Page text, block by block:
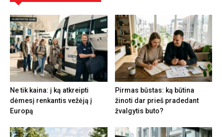
Ne tik kaina: į ką atkreipti
dėmesį renkantis vežėją į
Europą
Pirmas būstas: ką būtina
žinoti dar prieš pradedant
žvalgytis buto?